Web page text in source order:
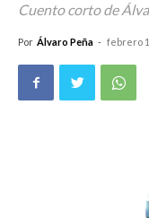
Cuento corto de
Por Álvaro Peña - febrero